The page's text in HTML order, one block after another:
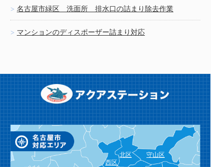
名古屋市緑区 洗面所 排水口の詰まり除去作業
マンションのディスポーザー詰まり対応
北区
西区
守山区